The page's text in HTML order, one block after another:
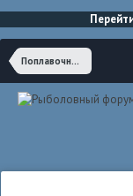
Поплавочная ловля